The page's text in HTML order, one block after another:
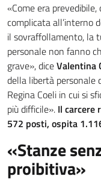
«Come era
complicata all’interno
il sovraffollamento, la
personale non fanno
grave», diceValentina
della libertà personale
Regina Coeli in cui si
più difficile». Il carcere
572 posti, ospita
«Stanze
proibitiva»